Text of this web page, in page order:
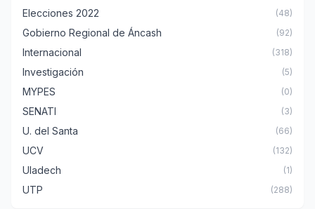
Elecciones 2022 (48)
Gobierno Regional de Áncash (92)
Internacional (318)
Investigación (5)
MYPES (0)
SENATI (3)
U. del Santa (66)
UCV (132)
Uladech (1)
UTP (288)